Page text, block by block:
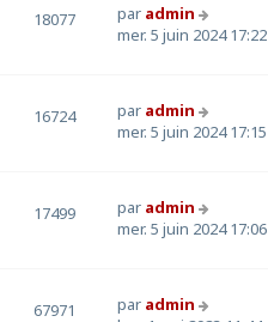
18077 par admin
mer. 5 juin 2024 17:22
16724 par admin
mer. 5 juin 2024 17:15
17499 par admin
mer. 5 juin 2024 17:06
67971 par admin